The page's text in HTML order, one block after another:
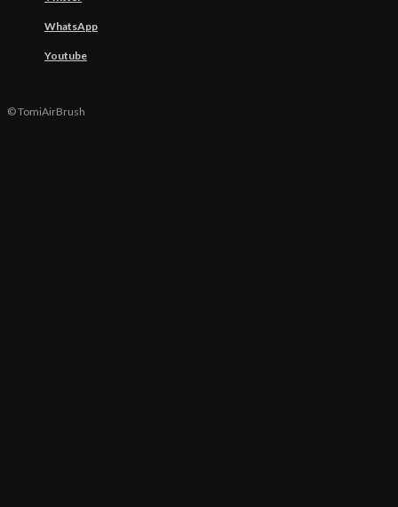
WhatsApp
Youtube
© TomiAirBrush